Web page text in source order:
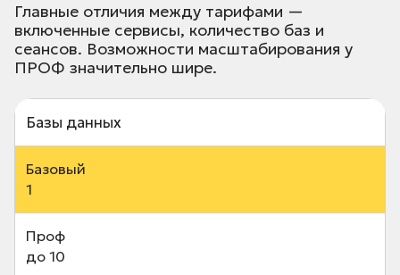
Главные отличия между тарифами —
включенные сервисы, количество баз и
сеансов. Возможности масштабирования у
ПРОФ значительно шире.
Базы данных
1
до 10